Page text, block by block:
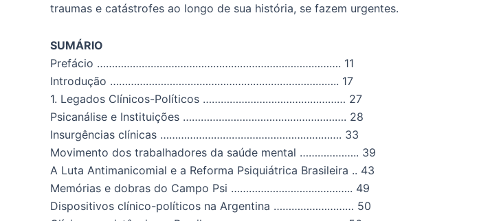
traumas e catástrofes ao longo de sua história, se fazem urgentes.
SUMÁRIO
Prefácio ………………………………………………………………………. 11
Introdução ………………………………………………………………….. 17
1. Legados Clínicos-Políticos ………………………………………… 27
Psicanálise e Instituições ………………………………………………. 28
Insurgências clínicas ……………………………………………………. 33
Movimento dos trabalhadores da saúde mental ……………….. 39
A Luta Antimanicomial e a Reforma Psiquiátrica Brasileira .. 43
Memórias e dobras do Campo Psi ………………………………….. 49
Dispositivos clínico-políticos na Argentina ……………………… 50